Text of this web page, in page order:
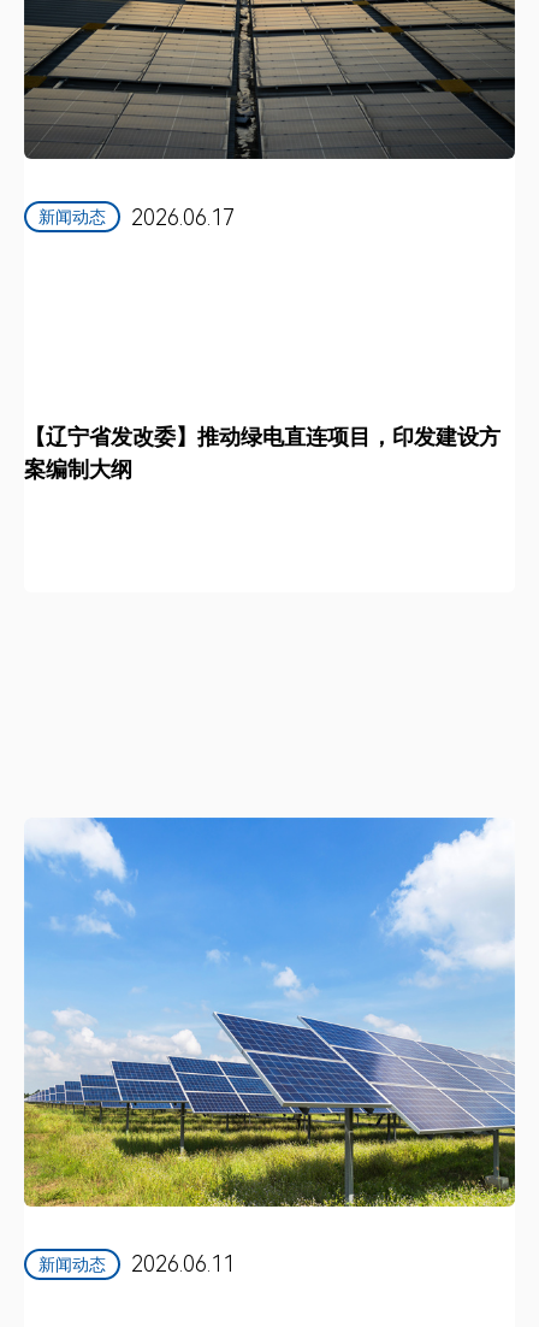
新闻动态 2026.06.17
【辽宁省发改委】推动绿电直连项目，印发建设方
案编制大纲
新闻动态 2026.06.11